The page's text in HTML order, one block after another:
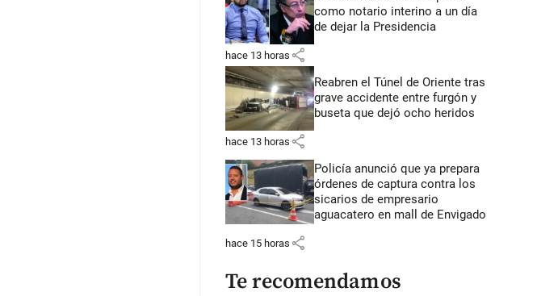
como notario interino a un día
de dejar la Presidencia
hace 13 horas share
Reabren el Túnel de Oriente tras
grave accidente entre furgón y
buseta que dejó ocho heridos
hace 13 horas share
Policía anunció que ya prepara
órdenes de captura contra los
sicarios de empresario
aguacatero en mall de Envigado
hace 15 horas share
Te recomendamos